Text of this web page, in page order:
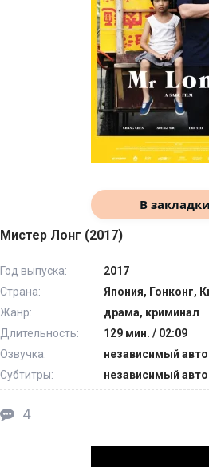
В закладки
Мистер Лонг (2017)
Год выпуска:
2017
Страна:
Япония, Гонконг,
Жанр:
драма, криминал
Длительность:
129 мин. / 02:09
Озвучка:
независимый
Субтитры:
независимый
4